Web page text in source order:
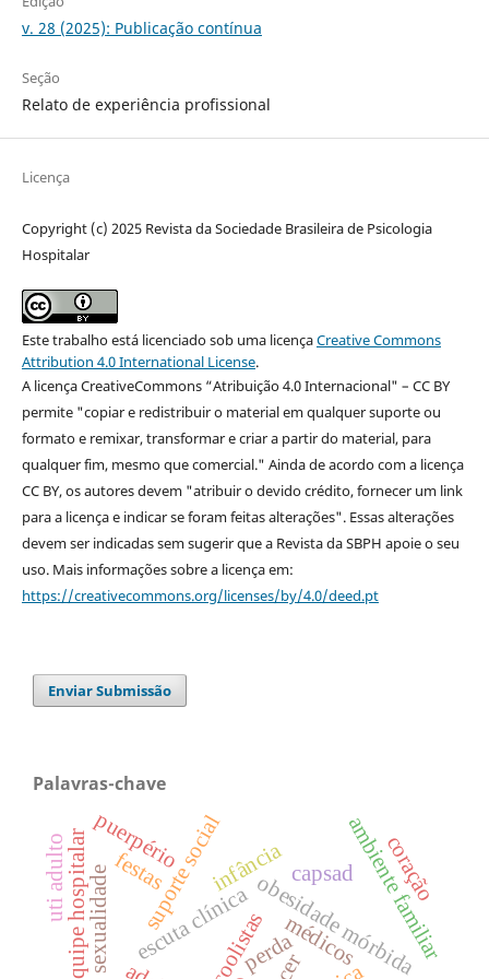
v. 28 (2025): Publicação contínua
Seção
Relato de experiência profissional
Licença
Copyright (c) 2025 Revista da Sociedade Brasileira de Psicologia
Hospitalar
Este trabalho está licenciado sob uma licençaCreative Commons
Attribution 4.0 International License.
A licença CreativeCommons “Atribuição 4.0 Internacional" – CC BY
permite "copiar e redistribuir o material em qualquer suporte ou
formato e remixar, transformar e criar a partir do material, para
qualquer fim, mesmo que comercial." Ainda de acordo com a licença
CC BY, os autores devem "atribuir o devido crédito, fornecer um link
para a licença e indicar se foram feitas alterações". Essas alterações
devem ser indicadas sem sugerir que a Revista da SBPH apoie o seu
uso. Mais informações sobre a licença em:
https://creativecommons.org/licenses/by/4.0/deed.pt
Enviar Submissão
Palavras-chave
médicos
obesidade mórbida
alcoolistas
capsad
escuta clínica
equipe hospitalar ambiente familiar
suporte social
perda
coração
festas infância
uti adulto puerpério